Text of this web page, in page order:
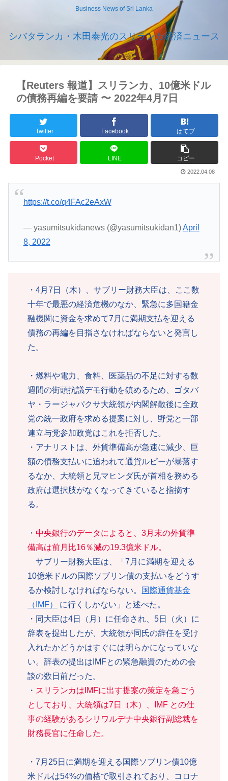
Business News of Sri Lanka
シバタランカ・木田泰光のスリランカ経済ニュース
【Reuters 報道】スリランカ、10億米ドル
の債務再編を要請 〜 2022年4月7日
Twitter Facebook はてブ
Pocket LINE コピー
2022.04.08
https://t.co/q4FAc2eAxW
— yasumitsukidanews (@yasumitsukidan1)April
8, 2022
・4月7日（木）、サブリー財務大臣は、ここ数
十年で最悪の経済危機のなか、緊急に多国籍金
融機関に資金を求めて7月に満期支払を迎える
債務の再編を目指さなければならないと発言し
た。
・燃料や電力、食料、医薬品の不足に対する数
週間の街頭抗議デモ行動を鎮めるため、ゴタバ
ヤ・ラージャパクサ大統領が内閣解散後に全政
党の統一政府を求める提案に対し、野党と一部
連立与党参加政党はこれを拒否した。
・アナリストは、外貨準備高が急速に減少、巨
額の債務支払いに追われて通貨ルピーが暴落す
るなか、大統領と兄マヒンダ氏が首相を務める
政府は選択肢がなくなってきていると指摘す
る。
・ 中央銀行のデータによると、3月末の外貨準
備高は前月比16％減の19.3億米ドル。
サブリー財務大臣は、「7月に満期を迎える
10億米ドルの国際ソブリン債の支払いをどうす
るか検討しなければならない。
国際通貨基金
（IMF）
に行くしかない」と述べた。
・同大臣は4日（月）に任命され、5日（火）に
辞表を提出したが、大統領が同氏の辞任を受け
入れたかどうかはすぐには明らかになっていな
い。辞表の提出はIMFとの緊急融資のための会
談の数日前だった。
・ スリランカはIMFに出す提案の策定を急ごう
としており、大統領は7日（木）、IMF との仕
事の経験があるシリワルデナ中央銀行副総裁を
財務長官に任命した。
・7月25日に満期を迎える国際ソブリン債10億
米ドルは54%の価格で取引されており、コロナ